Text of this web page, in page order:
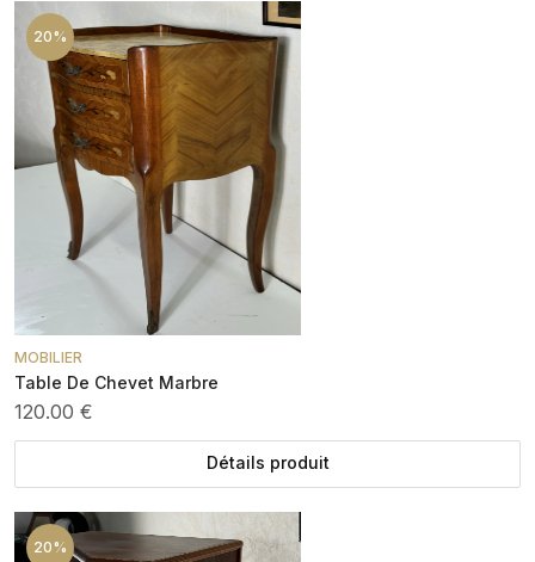
20%
MOBILIER
Table De Chevet Marbre
120.00 €
Détails produit
20%